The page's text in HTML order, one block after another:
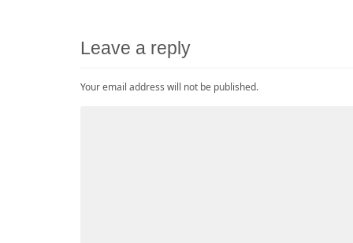
Leave a reply
Your email address will not be published.